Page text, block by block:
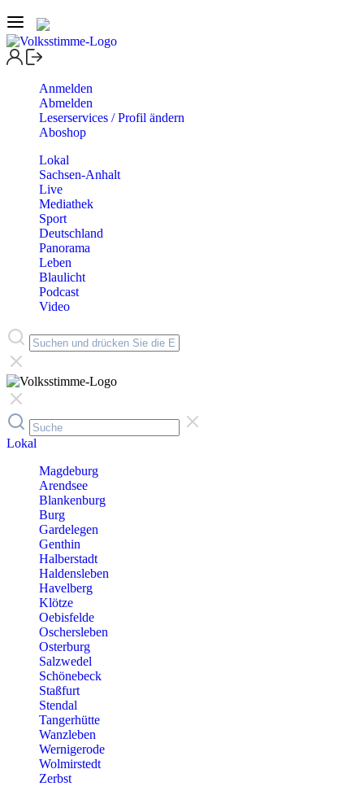
Anmelden
Abmelden
Leserservices / Profil ändern
Aboshop
Lokal
Sachsen-Anhalt
Live
Mediathek
Sport
Deutschland
Panorama
Leben
Blaulicht
Podcast
Video
Lokal
Magdeburg
Arendsee
Blankenburg
Burg
Gardelegen
Genthin
Halberstadt
Haldensleben
Havelberg
Klötze
Oebisfelde
Oschersleben
Osterburg
Salzwedel
Schönebeck
Staßfurt
Stendal
Tangerhütte
Wanzleben
Wernigerode
Wolmirstedt
Zerbst